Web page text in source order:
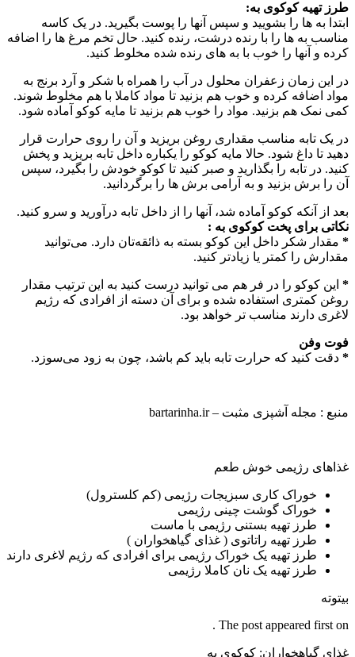
طرز تهیه کوکوی به:
ابتدا به ها را بشویید و سپس آنها را پوست بگیرید. در یک کاسه
مناسب به ها را با رنده درشت، رنده کنید. حال تخم مرغ ها را اضافه
کرده و آنها را خوب با به های رنده شده مخلوط کنید.
در این زمان زعفران محلول در آب را همراه با شکر و آرد برنج به
مواد اضافه کرده و خوب هم بزنید تا مواد کاملا با هم مخلوط شوند.
کمی نمک هم بزنید. مواد را خوب هم بزنید تا مایه کوکو آماده شود.
در یک تابه مناسب مقداری روغن بریزید و آن را روی حرارت قرار
دهید تا داغ شود. حالا مایه کوکو را یکباره داخل تابه بریزید و پخش
کنید. در تابه را بگذارید و صبر کنید تا کوکو خودش را بگیرد، سپس
آن را برش بزنید و به آرامی برش ها را برگردانید.
بعد از آنکه کوکو آماده شد، آنها را از داخل تابه درآورید و سرو کنید.
نکاتی برای پخت کوکوی به :
* مقدار شکر داخل این کوکو بسته به ذائقه‌تان دارد. می‌توانید
مقدارش را کمتر یا زیادتر کنید.
* این کوکو را در فر هم می توانید درست کنید به این ترتیب مقدار
روغن کمتری استفاده شده و برای آن دسته از افرادی که رژیم
لاغری دارند مناسب تر خواهد بود.
فوت وفن
* دقت کنید که حرارت تابه باید کم باشد، چون به زود می‌سوزد.
منبع : مجله آشپزی مثبت – bartarinha.ir
غذاهای رژیمی خوش طعم
خوراک کاری سبزیجات رژیمی (کم کلسترول)
خوراک گوشت چینی رژیمی
طرز تهیه بستنی رژیمی با ماست
طرز تهیه راتاتوی ( غذای گیاهخواران )
طرز تهیه یک خوراک رژیمی برای افرادی که رژیم لاغری دارند
طرز تهیه یک نان کاملا رژیمی
بیتوته
The post appeared first on .
غذای گیاهخواران: کوکوی به